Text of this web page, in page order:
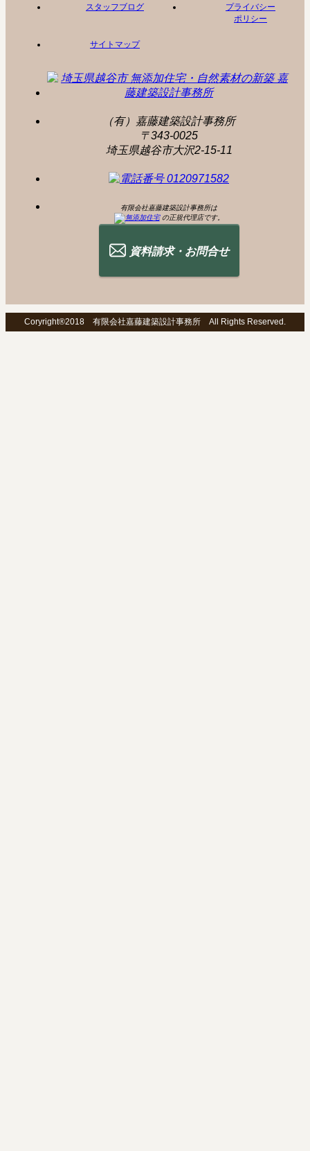
スタッフブログ
プライバシー
ポリシー
サイトマップ
（有）嘉藤建築設計事務所
〒343-0025
埼玉県越谷市大沢2-15-11
有限会社嘉藤建築設計事務所は
の正規代理店です。
資料請求・お問合せ
Coryright®2018 有限会社嘉藤建築設計事務所 All Rights Reserved.